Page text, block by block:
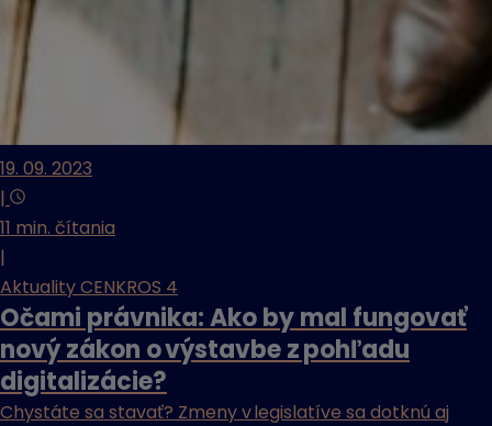
19. 09. 2023
|
11 min. čítania
|
Aktuality CENKROS 4
Očami právnika: Ako by mal fungovať
nový zákon o výstavbe z pohľadu
digitalizácie?
Chystáte sa stavať? Zmeny v legislatíve sa dotknú aj